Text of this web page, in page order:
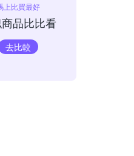
上比買最好
品比比看
去比較